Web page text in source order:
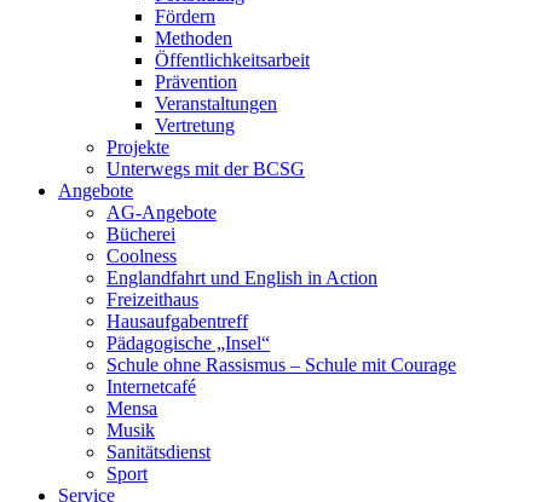
Fördern
Methoden
Öffentlichkeitsarbeit
Prävention
Veranstaltungen
Vertretung
Projekte
Unterwegs mit der BCSG
Angebote
AG-Angebote
Bücherei
Coolness
Englandfahrt und English in Action
Freizeithaus
Hausaufgabentreff
Pädagogische „Insel“
Schule ohne Rassismus – Schule mit Courage
Internetcafé
Mensa
Musik
Sanitätsdienst
Sport
Service